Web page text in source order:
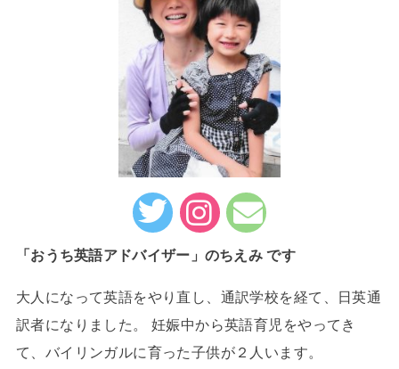
「おうち英語アドバイザー」のちえみ です
大人になって英語をやり直し、通訳学校を経て、日英通
訳者になりました。 妊娠中から英語育児をやってき
て、バイリンガルに育った子供が２人います。